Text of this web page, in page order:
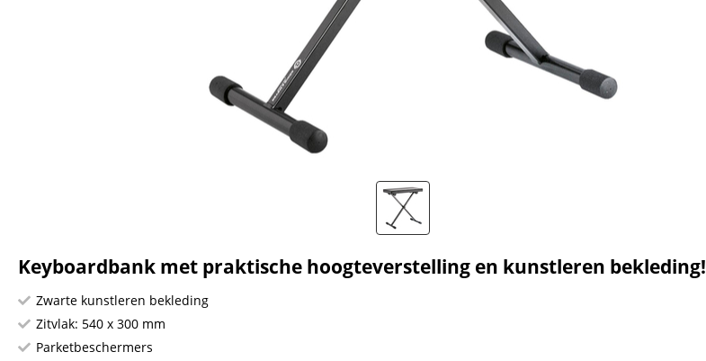
Keyboardbank met praktische hoogteverstelling en kunstleren bekleding!
Zwarte kunstleren bekleding
Zitvlak: 540 x 300 mm
Parketbeschermers